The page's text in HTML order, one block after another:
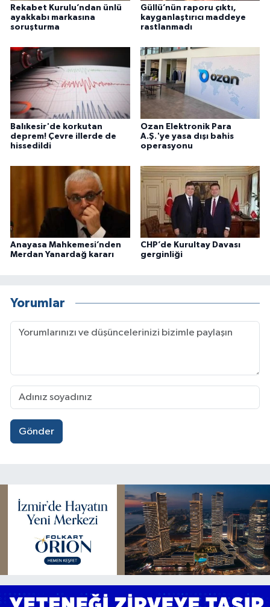
Rekabet Kurulu’ndan ünlü
ayakkabı markasına
soruşturma
Güllü’nün raporu çıktı,
kayganlaştırıcı maddeye
rastlanmadı
Balıkesir'de korkutan
deprem! Çevre illerde de
hissedildi
Ozan Elektronik Para
A.Ş.'ye yasa dışı bahis
operasyonu
Anayasa Mahkemesi’nden
Merdan Yanardağ kararı
CHP’de Kurultay Davası
gerginliği
Yorumlar
Gönder